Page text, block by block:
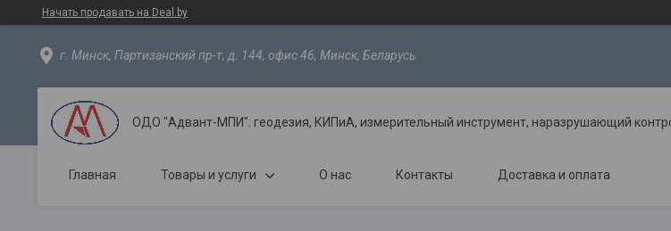
Начать продавать на Deal.by
г. Минск, Партизанский пр-т, д. 144, офис 46, Минск, Беларусь
ОДО "Адвант-МПИ": геодезия, КИПиА, измерительный инструмент, наразрушающий
Главная Товары и услуги О нас Контакты Доставка и оплата